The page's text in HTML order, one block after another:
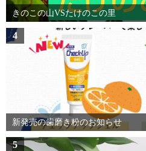
きのこの山VSたけのこの里
4
新発売の歯磨き粉のお知らせ
5